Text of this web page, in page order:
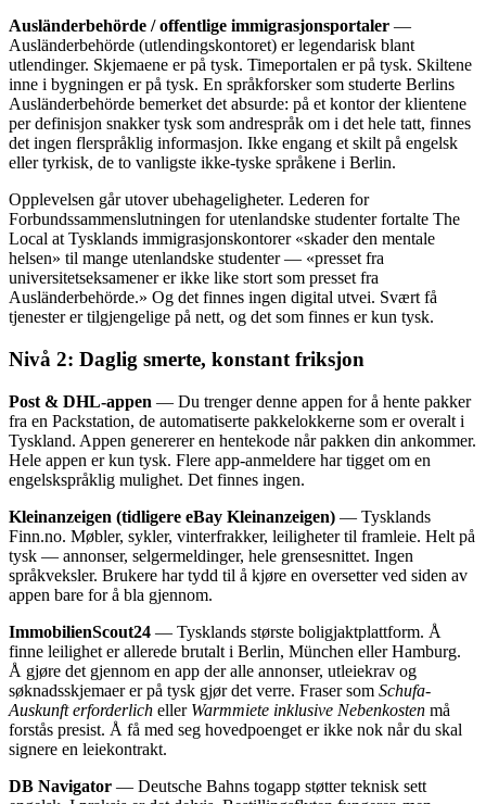
Ausländerbehörde / offentlige immigrasjonsportaler —
Ausländerbehörde (utlendingskontoret) er legendarisk blant
utlendinger. Skjemaene er på tysk. Timeportalen er på tysk. Skiltene
inne i bygningen er på tysk. En språkforsker som studerte Berlins
Ausländerbehörde bemerket det absurde: på et kontor der klientene
per definisjon snakker tysk som andrespråk om i det hele tatt, finnes
det ingen flerspråklig informasjon. Ikke engang et skilt på engelsk
eller tyrkisk, de to vanligste ikke-tyske språkene i Berlin.
Opplevelsen går utover ubehageligheter. Lederen for
Forbundssammenslutningen for utenlandske studenter fortalte The
Local at Tysklands immigrasjonskontorer «skader den mentale
helsen» til mange utenlandske studenter — «presset fra
universitetseksamener er ikke like stort som presset fra
Ausländerbehörde.» Og det finnes ingen digital utvei. Svært få
tjenester er tilgjengelige på nett, og det som finnes er kun tysk.
Nivå 2: Daglig smerte, konstant friksjon
Post & DHL-appen — Du trenger denne appen for å hente pakker
fra en Packstation, de automatiserte pakkelokkerne som er overalt i
Tyskland. Appen genererer en hentekode når pakken din ankommer.
Hele appen er kun tysk. Flere app-anmeldere har tigget om en
engelskspråklig mulighet. Det finnes ingen.
Kleinanzeigen (tidligere eBay Kleinanzeigen) — Tysklands
Finn.no. Møbler, sykler, vinterfrakker, leiligheter til framleie. Helt på
tysk — annonser, selgermeldinger, hele grensesnittet. Ingen
språkveksler. Brukere har tydd til å kjøre en oversetter ved siden av
appen bare for å bla gjennom.
ImmobilienScout24 — Tysklands største boligjaktplattform. Å
finne leilighet er allerede brutalt i Berlin, München eller Hamburg.
Å gjøre det gjennom en app der alle annonser, utleiekrav og
søknadsskjemaer er på tysk gjør det verre. Fraser som Schufa-
Auskunft erforderlich eller Warmmiete inklusive Nebenkosten må
forstås presist. Å få med seg hovedpoenget er ikke nok når du skal
signere en leiekontrakt.
DB Navigator — Deutsche Bahns togapp støtter teknisk sett